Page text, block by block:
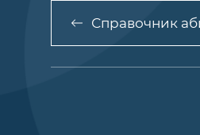
Справочник